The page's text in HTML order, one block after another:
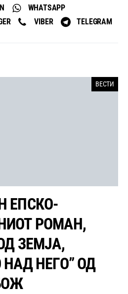
WHATSAPP
VIBER TELEGRAM
ВЕСТИ
ЕПСКО-
РОМАН,
ЗЕМЈА,
НЕГО” ОД